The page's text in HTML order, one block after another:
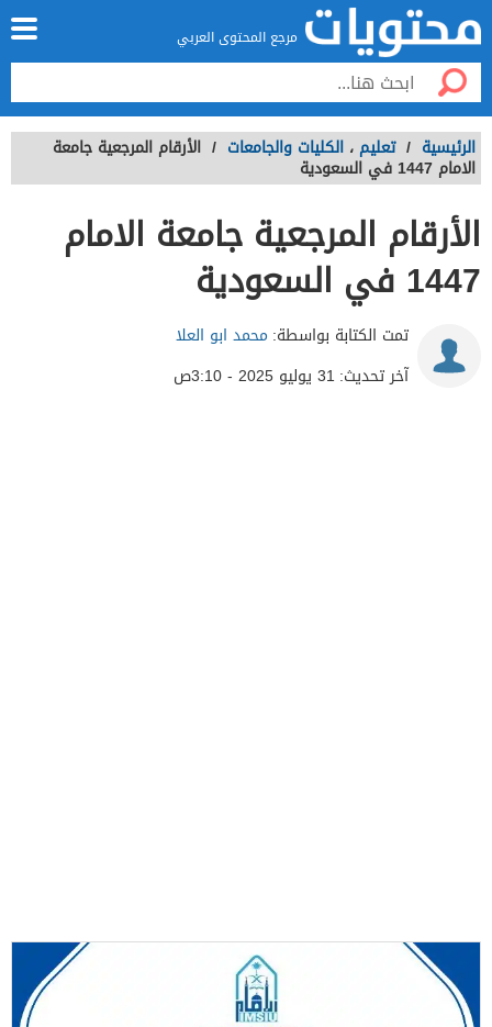
مرجع المحتوى العربي
الرئيسية / تعليم ، الكليات والجامعات / الأرقام المرجعية جامعة
الامام 1447 في السعودية
الأرقام المرجعية جامعة الامام
1447 في السعودية
تمت الكتابة بواسطة: محمد ابو العلا
آخر تحديث: 31 يوليو 2025 - 3:10ص